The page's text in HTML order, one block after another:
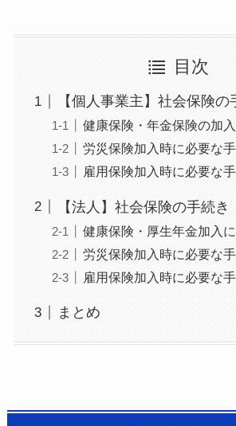
目次
【個人事業主】社会保険の
健康保険・年金保険の加
労災保険加入時に必要な
雇用保険加入時に必要な
【法人】社会保険の手続き
健康保険・厚生年金加入
労災保険加入時に必要な
雇用保険加入時に必要な
まとめ